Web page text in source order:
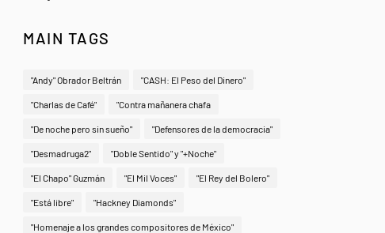
MAIN TAGS
"Andy" Obrador Beltrán "CASH: El Peso del Dinero"
"Charlas de Café" "Contra mañanera chafa
"De noche pero sin sueño" "Defensores de la democracia"
"Desmadruga2" "Doble Sentido" y "+Noche"
"El Chapo" Guzmán "El Mil Voces" "El Rey del Bolero"
"Está libre" "Hackney Diamonds"
"Homenaje a los grandes compositores de México"